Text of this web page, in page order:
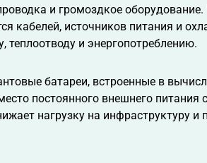
и громоздкое оборудование.
кабелей, источников питания и
теплоотводу и энергопотреблению.
батареи, встроенные в
постоянного внешнего питания
нагрузку на инфраструктуру